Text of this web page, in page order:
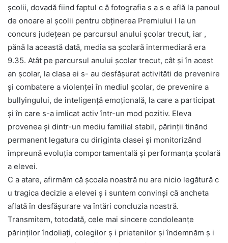
școlii, dovadă fiind faptul c ă fotografia s a s e află la panoul
de onoare al școlii pentru obținerea Premiului I la un
concurs județean pe parcursul anului școlar trecut, iar ,
pănă la această dată, media sa școlară intermediară era
9.35. Atât pe parcursul anului școlar trecut, cât și în acest
an școlar, la clasa ei s- au desfăşurat activităti de prevenire
și combatere a violenței în mediul școlar, de prevenire a
bullyingului, de inteligență emoțională, la care a participat
și în care s-a imlicat activ într-un mod pozitiv. Eleva
provenea și dintr-un mediu familial stabil, părinții tinănd
permanent legatura cu diriginta clasei și monitorizănd
împreună evoluția comportamentală și performanța școlară
a elevei.
C a atare, afirmăm că școala noastră nu are nicio legătură c
u tragica decizie a elevei ș i suntem convinși că ancheta
aflată în desfăşurare va întări concluzia noastră.
Transmitem, totodată, cele mai sincere condoleanțe
părinților îndoliați, colegilor ș i prietenilor și îndemnăm ș i